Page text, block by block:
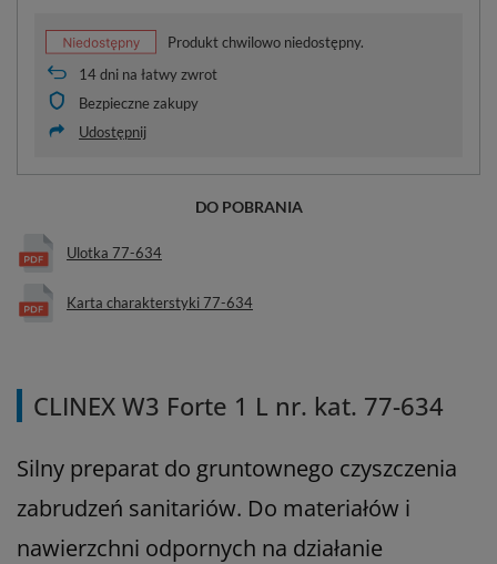
Produkt chwilowo niedostępny.
14dni na łatwy zwrot
Bezpieczne zakupy
Udostępnij
DO POBRANIA
Ulotka 77-634
Karta charakterstyki 77-634
CLINEX W3 Forte 1 L nr. kat. 77-634
Silny preparat do gruntownego czyszczenia
zabrudzeń sanitariów. Do materiałów i
nawierzchni odpornych na działanie